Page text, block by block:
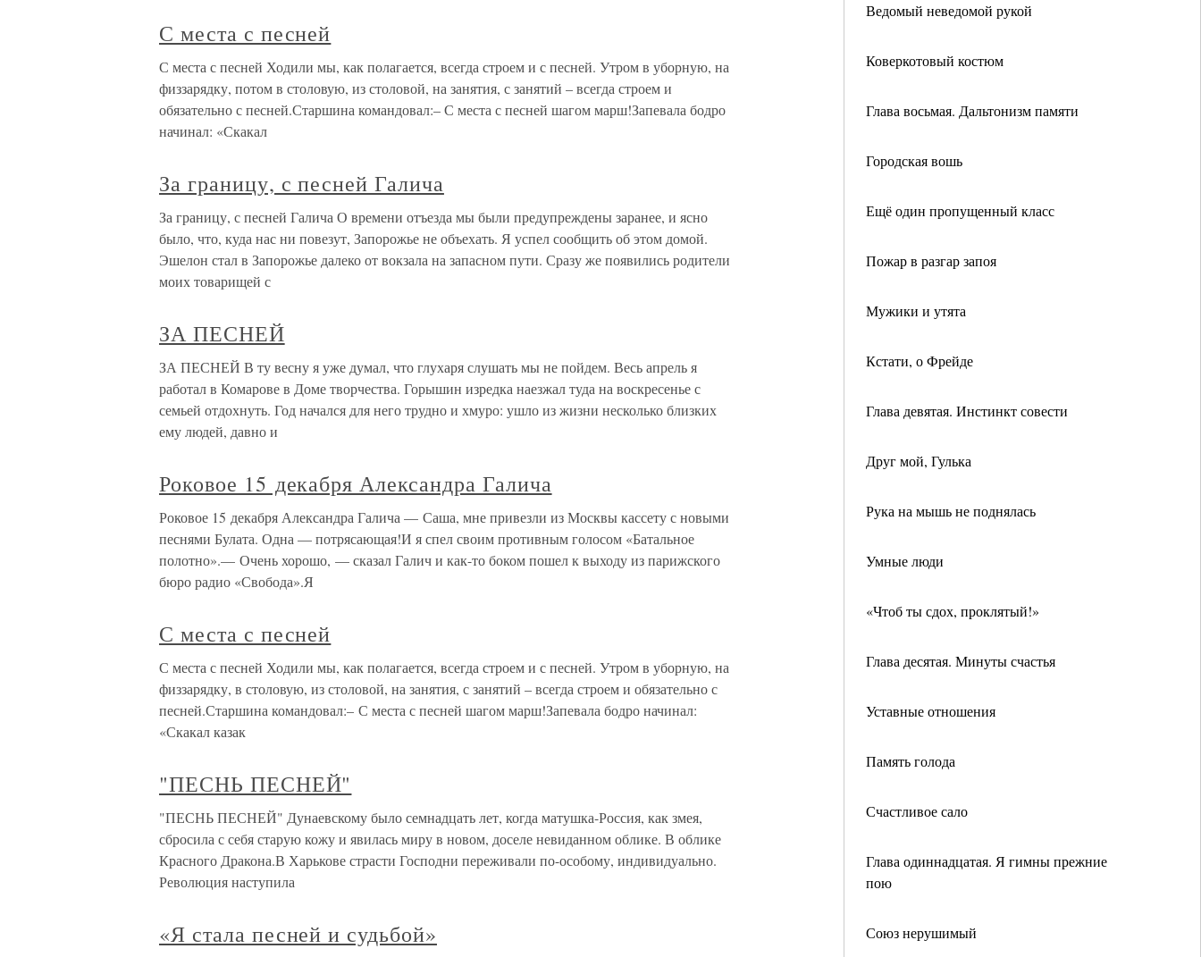
Ведомый неведомой рукой
Коверкотовый костюм
Глава восьмая. Дальтонизм памяти
Городская вошь
Ещё один пропущенный класс
Пожар в разгар запоя
Мужики и утята
Кстати, о Фрейде
Глава девятая. Инстинкт совести
Друг мой, Гулька
Рука на мышь не поднялась
Умные люди
«Чтоб ты сдох, проклятый!»
Глава десятая. Минуты счастья
Уставные отношения
Память голода
Счастливое сало
Глава одиннадцатая. Я гимны прежние
пою
Союз нерушимый
С места с песней
С места с песней Ходили мы, как полагается, всегда строем и с песней. Утром в уборную, на
физзарядку, потом в столовую, из столовой, на занятия, с занятий – всегда строем и
обязательно с песней.Старшина командовал:– С места с песней шагом марш!Запевала бодро
начинал: «Скакал
За границу, с песней Галича
За границу, с песней Галича О времени отъезда мы были предупреждены заранее, и ясно
было, что, куда нас ни повезут, Запорожье не объехать. Я успел сообщить об этом домой.
Эшелон стал в Запорожье далеко от вокзала на запасном пути. Сразу же появились родители
моих товарищей с
ЗА ПЕСНЕЙ
ЗА ПЕСНЕЙ В ту весну я уже думал, что глухаря слушать мы не пойдем. Весь апрель я
работал в Комарове в Доме творчества. Горышин изредка наезжал туда на воскресенье с
семьей отдохнуть. Год начался для него трудно и хмуро: ушло из жизни несколько близких
ему людей, давно и
Роковое 15 декабря Александра Галича
Роковое 15 декабря Александра Галича — Саша, мне привезли из Москвы кассету с новыми
песнями Булата. Одна — потрясающая!И я спел своим противным голосом «Батальное
полотно».— Очень хорошо, — сказал Галич и как-то боком пошел к выходу из парижского
бюро радио «Свобода».Я
С места с песней
С места с песней Ходили мы, как полагается, всегда строем и с песней. Утром в уборную, на
физзарядку, в столовую, из столовой, на занятия, с занятий – всегда строем и обязательно с
песней.Старшина командовал:– С места с песней шагом марш!Запевала бодро начинал:
«Скакал казак
"ПЕСНЬ ПЕСНЕЙ"
"ПЕСНЬ ПЕСНЕЙ" Дунаевскому было семнадцать лет, когда матушка-Россия, как змея,
сбросила с себя старую кожу и явилась миру в новом, доселе невиданном облике. В облике
Красного Дракона.В Харькове страсти Господни переживали по-особому, индивидуально.
Революция наступила
«Я стала песней и судьбой»